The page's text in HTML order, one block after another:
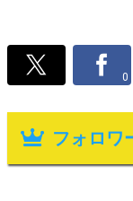
0
フォロワ